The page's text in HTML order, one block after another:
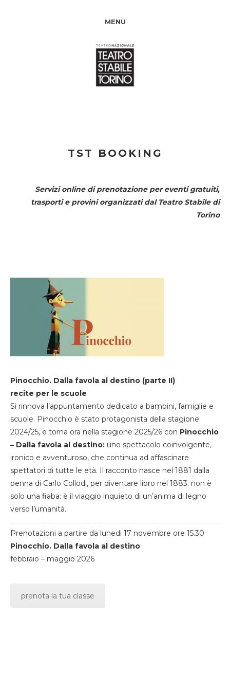
MENU
TST BOOKING
Servizi online di prenotazione per eventi gratuiti,
trasporti e provini organizzati dal Teatro Stabile di
Torino
Pinocchio. Dalla favola al destino (parte II)
recite per le scuole
Si rinnova l’appuntamento dedicato a bambini, famiglie e
scuole. Pinocchio è stato protagonista della stagione
2024/25, e torna ora nella stagione 2025/26 con Pinocchio
– Dalla favola al destino: uno spettacolo coinvolgente,
ironico e avventuroso, che continua ad affascinare
spettatori di tutte le età. Il racconto nasce nel 1881 dalla
penna di Carlo Collodi, per diventare libro nel 1883. non è
solo una fiaba: è il viaggio inquieto di un’anima di legno
verso l’umanità.
Prenotazioni a partire da lunedi 17 novembre ore 15.30
Pinocchio. Dalla favola al destino
febbraio – maggio 2026
prenota la tua classe